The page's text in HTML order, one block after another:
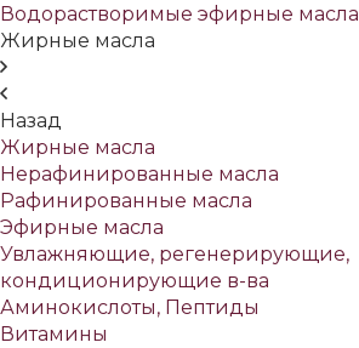
Водорастворимые эфирные масла
Жирные масла
Назад
Жирные масла
Нерафинированные масла
Рафинированные масла
Эфирные масла
Увлажняющие, регенерирующие,
кондиционирующие в-ва
Аминокислоты, Пептиды
Витамины